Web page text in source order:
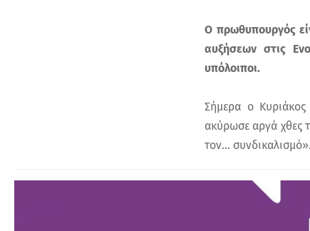
Ο πρωθυπουργός
αυξήσεων στις
υπόλοιποι.
Σήμερα ο Κυριάκος
ακύρωσε αργά χθες
τον… συνδικαλισμό».